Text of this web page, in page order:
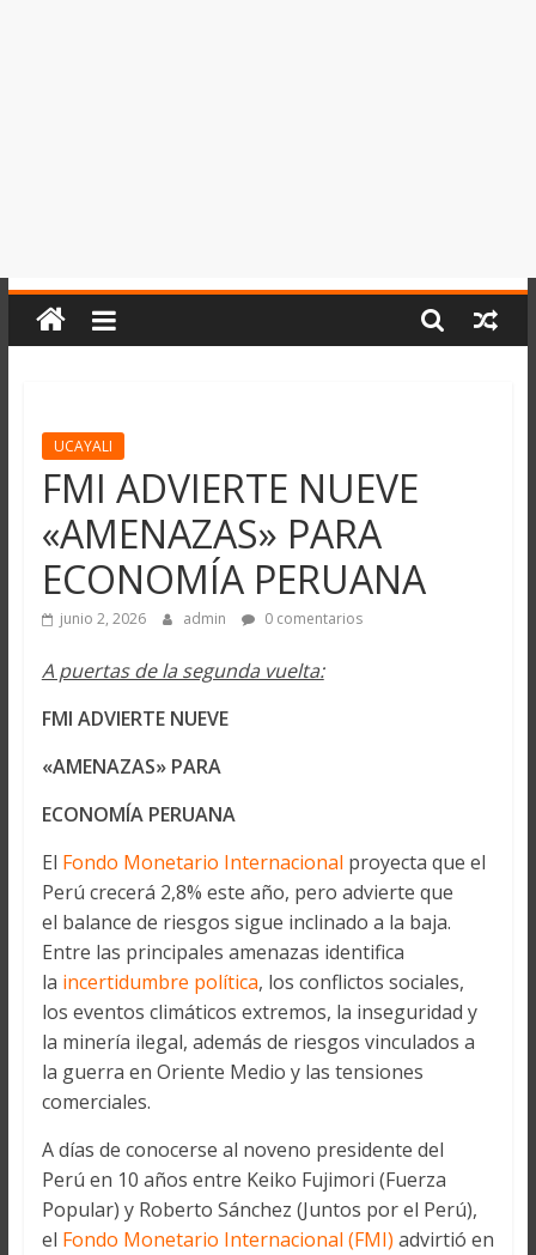
UCAYALI
FMI ADVIERTE NUEVE
«AMENAZAS» PARA
ECONOMÍA PERUANA
junio 2, 2026 admin 0 comentarios
A puertas de la segunda vuelta:
FMI ADVIERTE NUEVE
«AMENAZAS» PARA
ECONOMÍA PERUANA
El Fondo Monetario Internacional proyecta que el
Perú crecerá 2,8% este año, pero advierte que
el balance de riesgos sigue inclinado a la baja.
Entre las principales amenazas identifica
la incertidumbre política, los conflictos sociales,
los eventos climáticos extremos, la inseguridad y
la minería ilegal, además de riesgos vinculados a
la guerra en Oriente Medio y las tensiones
comerciales.
A días de conocerse al noveno presidente del
Perú en 10 años entre Keiko Fujimori (Fuerza
Popular) y Roberto Sánchez (Juntos por el Perú),
el Fondo Monetario Internacional (FMI) advirtió en